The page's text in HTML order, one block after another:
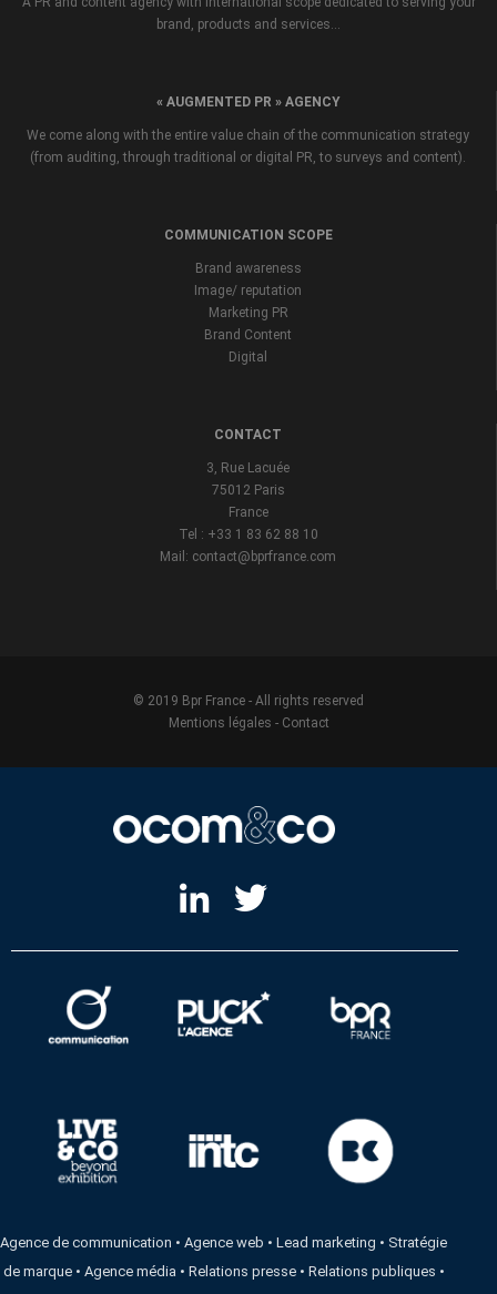
brand, products and services...
« AUGMENTED PR » AGENCY
We come along with the entire value chain of the communication strategy
(from auditing, through traditional or digital PR, to surveys and content).
COMMUNICATION SCOPE
Brand awareness
Image/ reputation
Marketing PR
Brand Content
Digital
CONTACT
3, Rue Lacuée
75012 Paris
France
Tel : +33 1 83 62 88 10
Mail: contact@bprfrance.com
© 2019 Bpr France - All rights reserved
Mentions légales - Contact
Agence de communication •Agence web •Lead marketing • Stratégie
de marque• Agence média • Relations presse• Relations publiques •